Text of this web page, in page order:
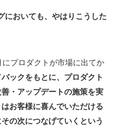
においても、やはりこうした
プロダクトが市場に出てか
ックをもとに、プロダクト
・アップデートの施策を実
お客様に喜んでいただける
の次につなげていくという